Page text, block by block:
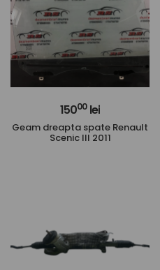
15000lei
Geam dreapta spate Renault
Scenic III 2011